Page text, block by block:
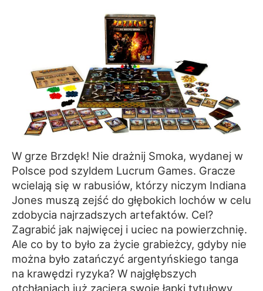
W grze Brzdęk! Nie drażnij Smoka, wydanej w
Polsce pod szyldem Lucrum Games. Gracze
wcielają się w rabusiów, którzy niczym Indiana
Jones muszą zejść do głębokich lochów w celu
zdobycia najrzadszych artefaktów. Cel?
Zagrabić jak najwięcej i uciec na powierzchnię.
Ale co by to było za życie grabieżcy, gdyby nie
można było zatańczyć argentyńskiego tanga
na krawędzi ryzyka? W najgłębszych
otchłaniach już zaciera swoje łapki tytułowy